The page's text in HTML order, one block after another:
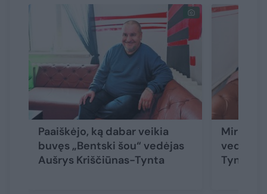
Paaiškėjo, ką dabar veikia
buvęs „Bentski šou“ vedėjas
Aušrys Kriščiūnas-Tynta
Mirė
vedėjas
Tynta